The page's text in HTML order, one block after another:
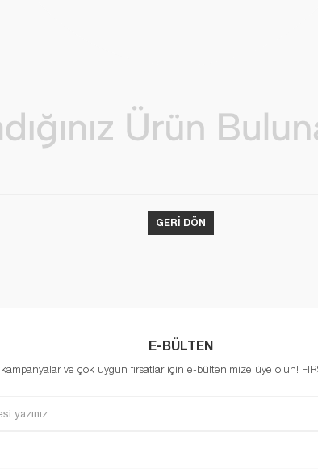
GERI DÖN
E-BÜLTEN
ve çok uygun fırsatlar için e-bültenimize üye olun!